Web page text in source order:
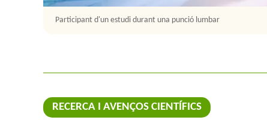
Participant d'un estudi durant una punció lumbar
RECERCA I AVENÇOS CIENTÍFICS